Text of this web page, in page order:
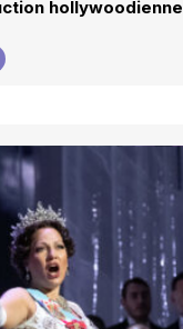
hollywoodienne